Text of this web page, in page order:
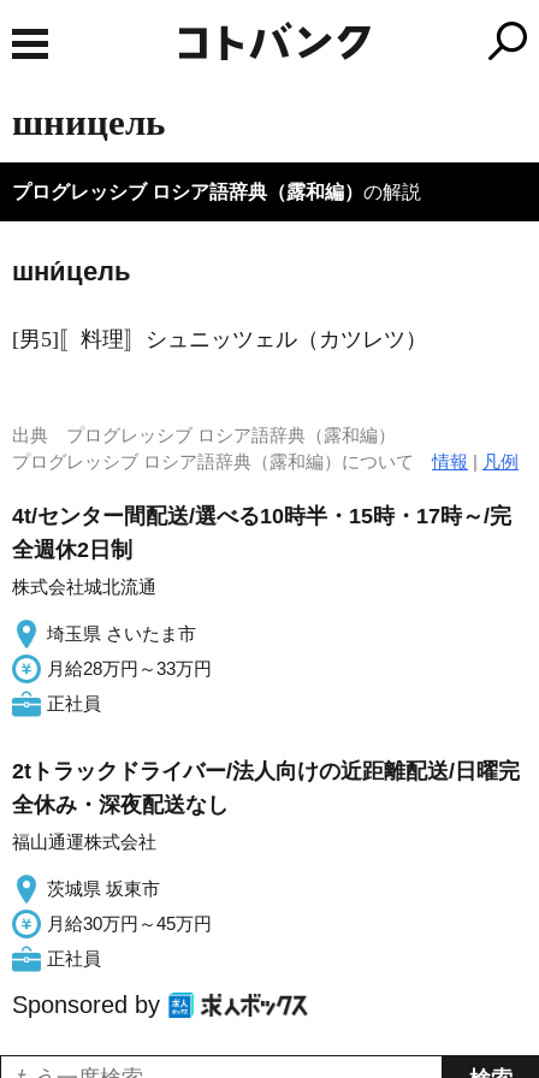
шницель
プログレッシブ ロシア語辞典（露和編） の解説
шни́цель
[男5]〚料理〛シュニッツェル（カツレツ）
出典 プログレッシブ ロシア語辞典（露和編）
プログレッシブ ロシア語辞典（露和編）について情報 | 凡例
4t/センター間配送/選べる10時半・15時・17時～/完
全週休2日制
株式会社城北流通
埼玉県 さいたま市
月給28万円～33万円
正社員
2tトラックドライバー/法人向けの近距離配送/日曜完
全休み・深夜配送なし
福山通運株式会社
茨城県 坂東市
月給30万円～45万円
正社員
Sponsored by